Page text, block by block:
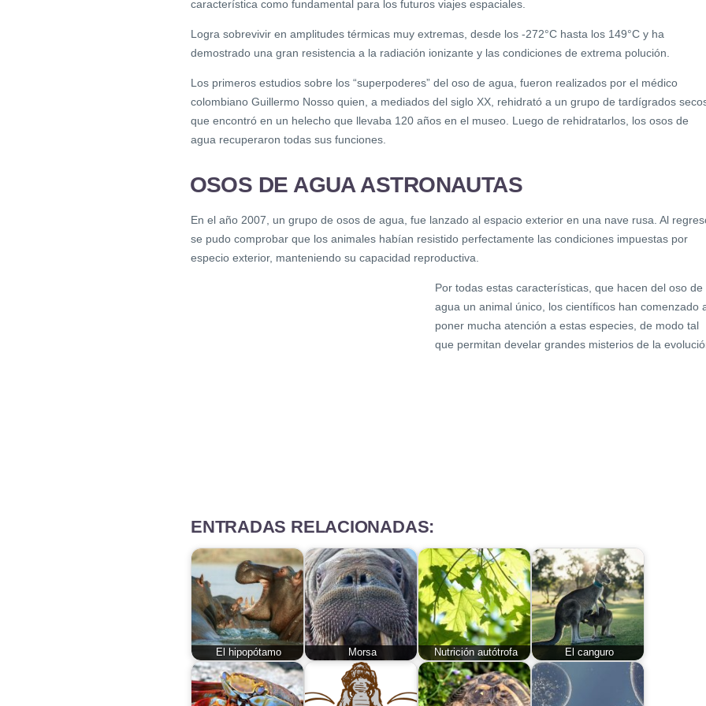
característica como fundamental para los futuros viajes espaciales.
Logra sobrevivir en amplitudes térmicas muy extremas, desde los -272°C hasta los 149°C y ha
demostrado una gran resistencia a la radiación ionizante y las condiciones de extrema polución.
Los primeros estudios sobre los “superpoderes” del oso de agua, fueron realizados por el médico
colombiano Guillermo Nosso quien, a mediados del siglo XX, rehidrató a un grupo de tardígrados
que encontró en un helecho que llevaba 120 años en el museo. Luego de rehidratarlos, los osos de
agua recuperaron todas sus funciones.
OSOS DE AGUA ASTRONAUTAS
En el año 2007, un grupo de osos de agua, fue lanzado al espacio exterior en una nave rusa. Al
se pudo comprobar que los animales habían resistido perfectamente las condiciones impuestas por
especio exterior, manteniendo su capacidad reproductiva.
Por todas estas características, que hacen del oso de
agua un animal único, los científicos han comenzado
poner mucha atención a estas especies, de modo tal
que permitan develar grandes misterios de la
ENTRADAS RELACIONADAS:
El hipopótamo Morsa Nutrición autótrofa El canguro